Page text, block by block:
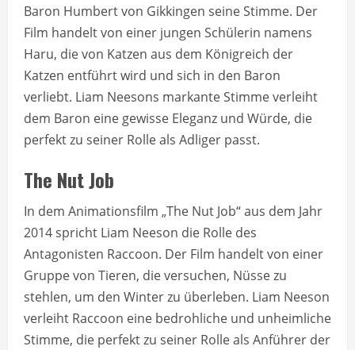
Baron Humbert von Gikkingen seine Stimme. Der
Film handelt von einer jungen Schülerin namens
Haru, die von Katzen aus dem Königreich der
Katzen entführt wird und sich in den Baron
verliebt. Liam Neesons markante Stimme verleiht
dem Baron eine gewisse Eleganz und Würde, die
perfekt zu seiner Rolle als Adliger passt.
The Nut Job
In dem Animationsfilm „The Nut Job“ aus dem Jahr
2014 spricht Liam Neeson die Rolle des
Antagonisten Raccoon. Der Film handelt von einer
Gruppe von Tieren, die versuchen, Nüsse zu
stehlen, um den Winter zu überleben. Liam Neeson
verleiht Raccoon eine bedrohliche und unheimliche
Stimme, die perfekt zu seiner Rolle als Anführer der